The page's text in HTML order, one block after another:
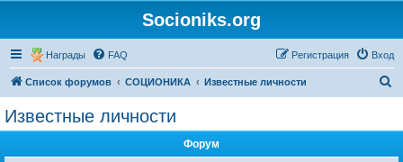
Socioniks.org
Награды FAQ Вход
Регистрация
Список форумов СОЦИОНИКА Известные личности
Известные личности
Форум